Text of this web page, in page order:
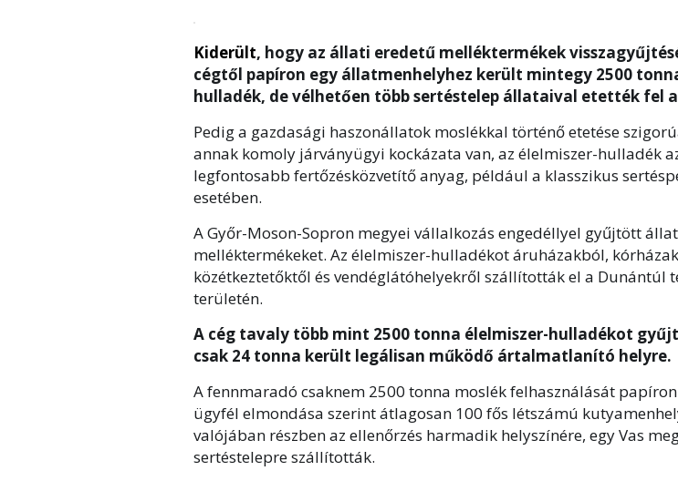
Kiderült, hogy az állati eredetű melléktermékek
cégtől papíron egy állatmenhelyhez került mintegy 2500
hulladék, de vélhetően több sertéstelep állataival etették fel
Pedig a gazdasági haszonállatok moslékkal történő etetése
annak komoly járványügyi kockázata van, az élelmiszer-hulladék
legfontosabb fertőzésközvetítő anyag, például a klasszikus
esetében.
A Győr-Moson-Sopron megyei vállalkozás engedéllyel gyűjtött
melléktermékeket. Az élelmiszer-hulladékot áruházakból,
közétkeztetőktől és vendéglátóhelyekről szállították el a Dunántúl
területén.
A cég tavaly több mint 2500 tonna élelmiszer-hulladékot
csak 24 tonna került legálisan működő ártalmatlanító helyre.
A fennmaradó csaknem 2500 tonna moslék felhasználását papíron
ügyfél elmondása szerint átlagosan 100 fős létszámú
valójában részben az ellenőrzés harmadik helyszínére, egy Vas
sertéstelepre szállították.